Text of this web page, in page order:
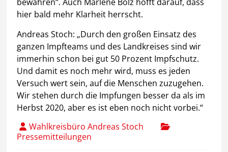
hier bald mehr Klarheit herrscht.
Andreas Stoch: „Durch den großen Einsatz des
ganzen Impfteams und des Landkreises sind wir
immerhin schon bei gut 50 Prozent Impfschutz.
Und damit es noch mehr wird, muss es jeden
Versuch wert sein, auf die Menschen zuzugehen.
Wir stehen durch die Impfungen besser da als im
Herbst 2020, aber es ist eben noch nicht vorbei.“
Wahlkreisbüro Andreas Stoch
Pressemitteilungen